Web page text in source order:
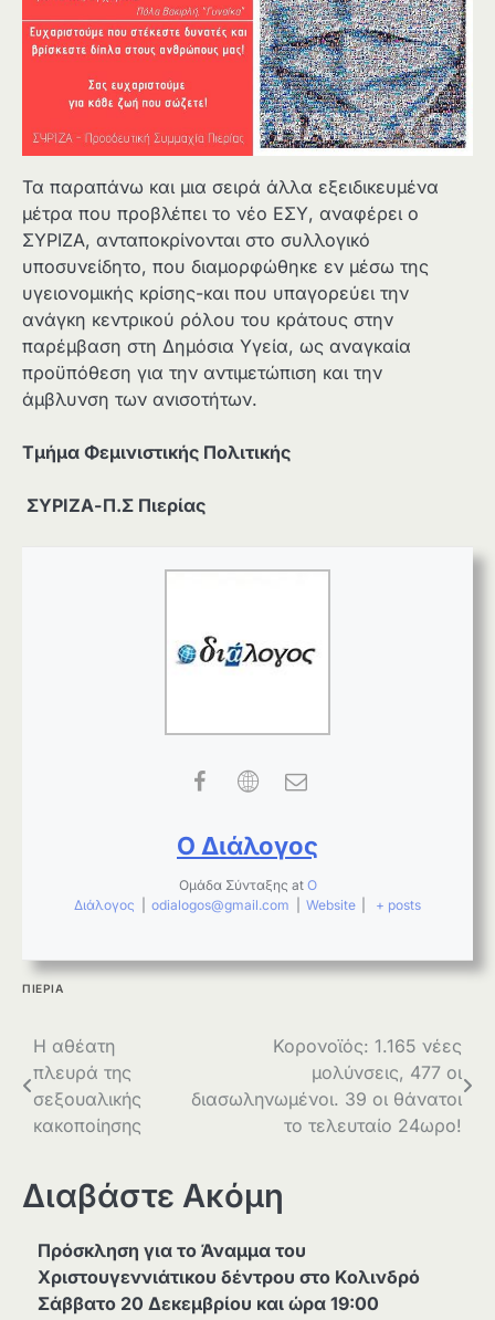
Τα παραπάνω και μια σειρά άλλα εξειδικευμένα
μέτρα που προβλέπει το νέο ΕΣΥ, αναφέρει ο
ΣΥΡΙΖΑ, ανταποκρίνονται στο συλλογικό
υποσυνείδητο, που διαμορφώθηκε εν μέσω της
υγειονομικής κρίσης-και που υπαγορεύει την
ανάγκη κεντρικού ρόλου του κράτους στην
παρέμβαση στη Δημόσια Υγεία, ως αναγκαία
προϋπόθεση για την αντιμετώπιση και την
άμβλυνση των ανισοτήτων.
Τμήμα Φεμινιστικής Πολιτικής
ΣΥΡΙΖΑ-Π.Σ Πιερίας
Ο Διάλογος
Ομάδα Σύνταξης at Ο
Διάλογος
odialogos@gmail.com Website + posts
ΠΙΕΡΙΑ
Πλοήγηση
άρθρων
Η αθέατη
πλευρά της
σεξουαλικής
κακοποίησης
Κορονοϊός: 1.165 νέες
μολύνσεις, 477 οι
διασωληνωμένοι. 39 οι θάνατοι
το τελευταίο 24ωρο!
Διαβάστε Ακόμη
Πρόσκληση για το Άναμμα του
Χριστουγεννιάτικου δέντρου στο Κολινδρό
Σάββατο 20 Δεκεμβρίου και ώρα 19:00